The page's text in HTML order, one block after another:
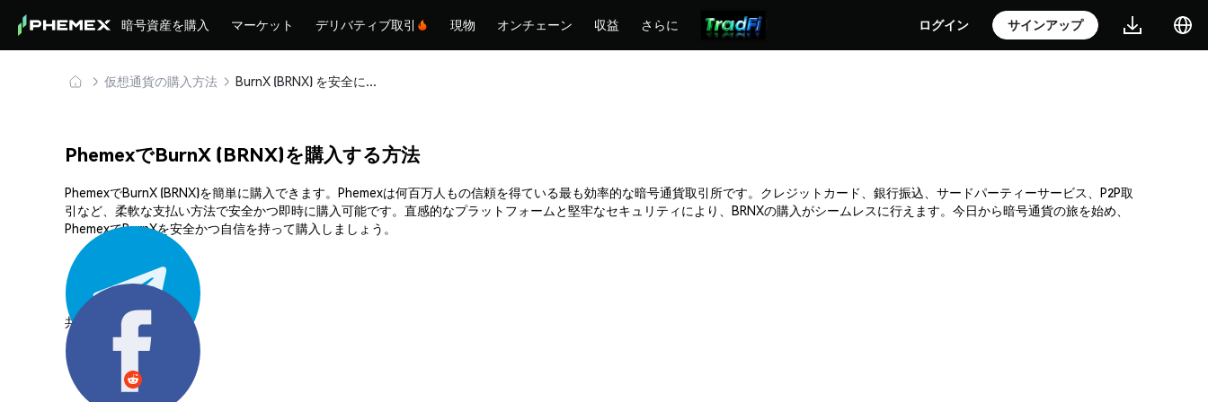
暗号資産を購入 マーケット デリバティブ取引 現物 オンチェーン 収益 さらに ログイン サインアップ
仮想通貨の購入方法 BurnX (BRNX) を安全に購入・保管
PhemexでBurnX (BRNX)を購入する方法
PhemexでBurnX (BRNX)を簡単に購入できます。Phemexは何百万人もの信頼を得ている最も効率的な暗号通貨取引所です。クレジットカード、銀行振込、サードパーティーサービス、P2P取
引など、柔軟な支払い方法で安全かつ即時に購入可能です。直感的なプラットフォームと堅牢なセキュリティにより、BRNXの購入がシームレスに行えます。今日から暗号通貨の旅を始め、
PhemexでBurnXを安全かつ自信を持って購入しましょう。
共有する: